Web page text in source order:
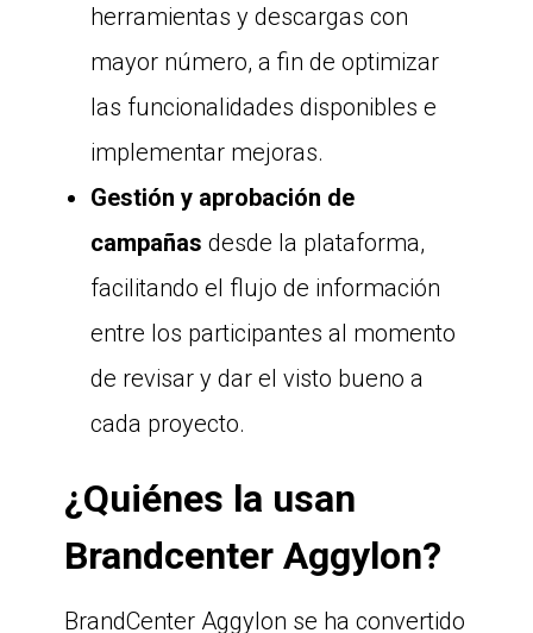
herramientas y descargas con
mayor número, a fin de optimizar
las funcionalidades disponibles e
implementar mejoras.
Gestión y aprobación de
campañas desde la plataforma,
facilitando el flujo de información
entre los participantes al momento
de revisar y dar el visto bueno a
cada proyecto.
¿Quiénes la usan
Brandcenter Aggylon?
BrandCenter Aggylon se ha convertido